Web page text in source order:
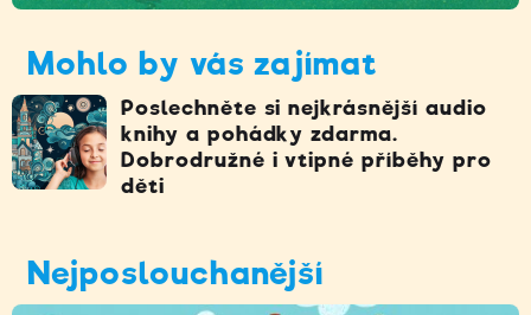
Mohlo by vás zajímat
Poslechněte si nejkrásnější audio
knihy a pohádky zdarma.
Dobrodružné i vtipné příběhy pro
děti
Nejposlouchanější